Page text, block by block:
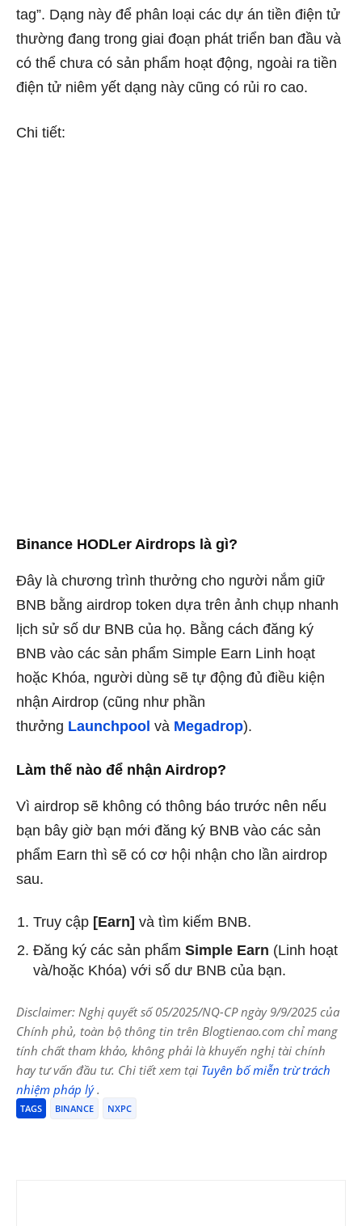
tag”. Dạng này để phân loại các dự án tiền điện tử
thường đang trong giai đoạn phát triển ban đầu và
có thể chưa có sản phẩm hoạt động, ngoài ra tiền
điện tử niêm yết dạng này cũng có rủi ro cao.
Chi tiết:
Binance HODLer Airdrops là gì?
Đây là chương trình thưởng cho người nắm giữ
BNB bằng airdrop token dựa trên ảnh chụp nhanh
lịch sử số dư BNB của họ. Bằng cách đăng ký
BNB vào các sản phẩm Simple Earn Linh hoạt
hoặc Khóa, người dùng sẽ tự động đủ điều kiện
nhận Airdrop (cũng như phần
thưởng Launchpool và Megadrop).
Làm thế nào để nhận Airdrop?
Vì airdrop sẽ không có thông báo trước nên nếu
bạn bây giờ bạn mới đăng ký BNB vào các sản
phẩm Earn thì sẽ có cơ hội nhận cho lần airdrop
sau.
Truy cập [Earn] và tìm kiếm BNB.
Đăng ký các sản phẩm Simple Earn (Linh hoạt
và/hoặc Khóa) với số dư BNB của bạn.
Disclaimer: Nghị quyết số 05/2025/NQ-CP ngày 9/9/2025 của
Chính phủ, toàn bộ thông tin trên Blogtienao.com chỉ mang
tính chất tham khảo, không phải là khuyến nghị tài chính
hay tư vấn đầu tư. Chi tiết xem tại Tuyên bố miễn trừ trách
nhiệm pháp lý.
TAGS BINANCE NXPC